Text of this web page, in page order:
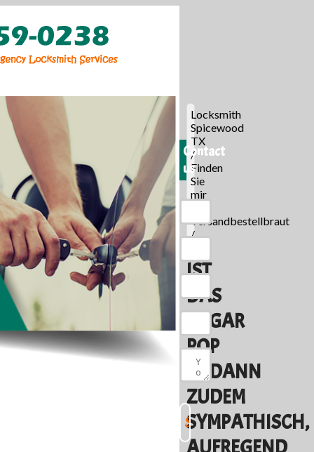
Locksmith
Spicewood
TX
/
Finden
Sie
mir
Versandbestellbraut
/
IST
DAS
SUGAR
POP
SODANN
ZUDEM
SYMPATHISCH,
Contact
us